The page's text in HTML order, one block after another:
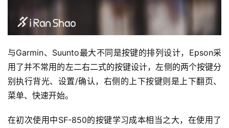
与Garmin、Suunto最大不同是按键的排列设计，Epson采
用了并不常用的左二右二式的按键设计，左侧的两个按键分
别执行背光、设置/确认，右侧的上下按键则是上下翻页、
菜单、快速开始。
在初次使用中SF-850的按键学习成本相当之大，在使用了